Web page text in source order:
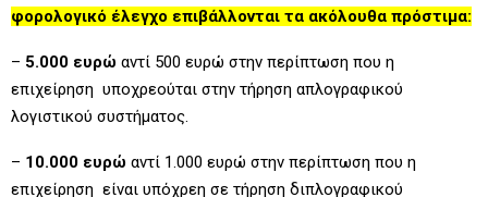
φορολογικό έλεγχο επιβάλλονται τα ακόλουθα πρόστιμα:
– 5.000 ευρώ αντί 500 ευρώ στην περίπτωση που η
επιχείρηση υποχρεούται στην τήρηση απλογραφικού
λογιστικού συστήματος.
– 10.000 ευρώ αντί 1.000 ευρώ στην περίπτωση που η
επιχείρηση είναι υπόχρεη σε τήρηση διπλογραφικού